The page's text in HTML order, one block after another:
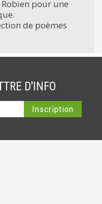
pour une
de poèmes
D'INFO